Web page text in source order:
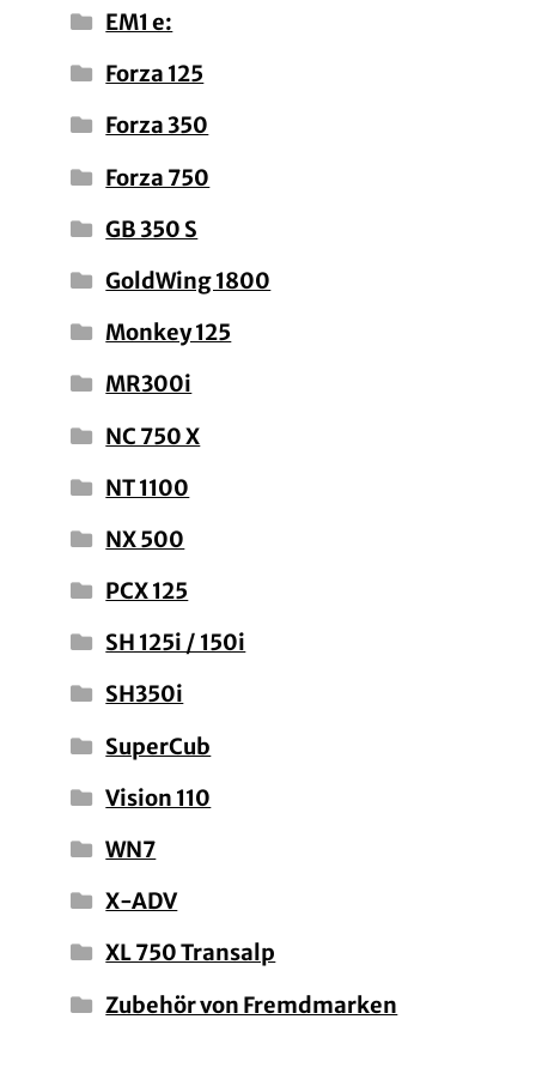
EM1 e:
Forza 125
Forza 350
Forza 750
GB 350 S
GoldWing 1800
Monkey 125
MR300i
NC 750 X
NT 1100
NX 500
PCX 125
SH 125i / 150i
SH350i
SuperCub
Vision 110
WN7
X-ADV
XL 750 Transalp
Zubehör von Fremdmarken